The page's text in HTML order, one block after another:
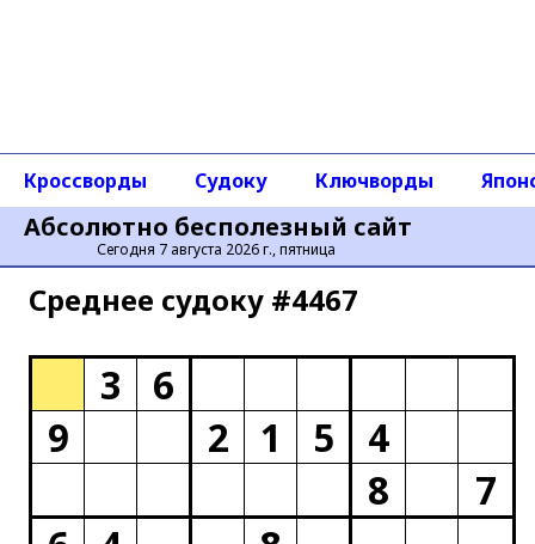
Абсолютно бесполезный сайт
Сегодня 7 августа 2026 г., пятница
Кроссворды Судоку Ключворды
Среднее cудоку #4467
3
6
9
2 1 5
4
8
7